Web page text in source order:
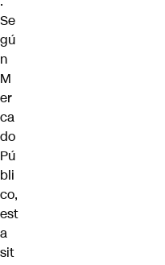
Se
gú
n
M
er
ca
do
Pú
bli
co,
est
a
sit